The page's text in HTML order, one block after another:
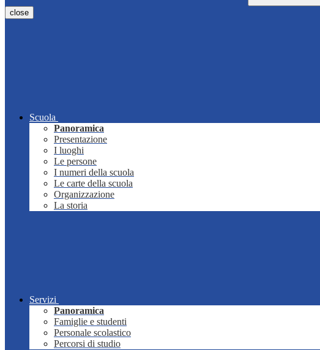
close
Scuola
Panoramica
Presentazione
I luoghi
Le persone
I numeri della scuola
Le carte della scuola
Organizzazione
La storia
Servizi
Panoramica
Famiglie e studenti
Personale scolastico
Percorsi di studio